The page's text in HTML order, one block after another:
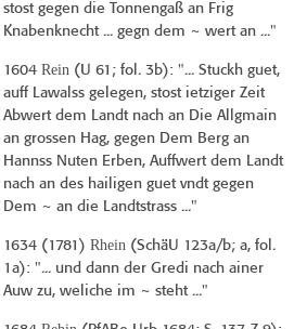
stost gegen die Tonnengaß an Frig
Knabenknecht ... gegn dem ~ wert an ..."
1604 Rein(U 61 ; fol. 3b): "... Stuckh guet,
auff Lawalss gelegen, stost ietziger Zeit
Abwert dem Landt nach an Die Allgmain
an grossen Hag, gegen Dem Berg an
Hannss Nuten Erben, Auffwert dem Landt
nach an des hailigen guet vndt gegen
Dem ~ an die Landtstrass ..."
1634 ( 1781 ) Rhein(SchäU 123a/b; a, fol.
1a): "... und dann der Gredi nach ainer
Auw zu, weliche im ~ steht ..."